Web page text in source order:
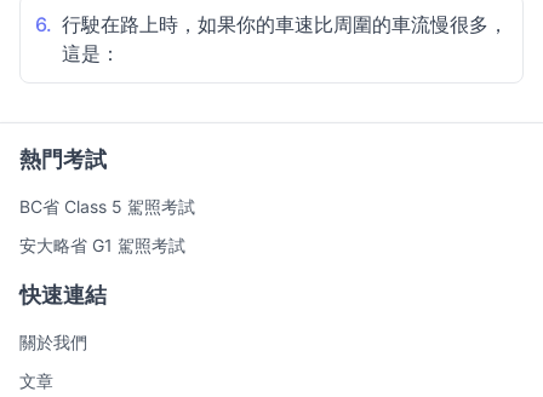
6. 行駛在路上時，如果你的車速比周圍的車流慢很多，
這是：
熱門考試
BC省 Class 5 駕照考試
安大略省 G1 駕照考試
快速連結
關於我們
文章